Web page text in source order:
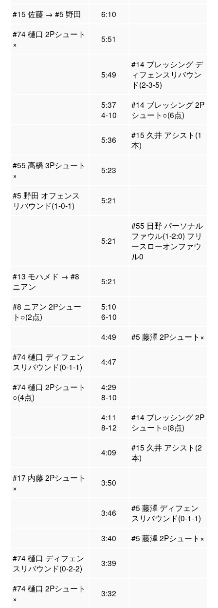
#15 佐藤 → #5 野田
6:10
#74 樋口 2Pシュート
×
5:51
5:49
#14 ブレッシング デ
ィフェンスリバウン
ド(2-3-5)
5:37
4-10
#14 ブレッシング 2P
シュート○(6点)
5:36
#15 久井 アシスト(1
本)
#55 髙橋 3Pシュート
×
5:23
#5 野田 オフェンス
リバウンド(1-0-1)
5:21
5:21
#55 日野 パーソナル
ファウル(1-2:0) フリ
ースローオンファウ
ル0
#13 モハメド → #8
ニアン
5:21
#8 ニアン 2Pシュー
ト○(2点)
5:10
6-10
4:49
#5 藤澤 2Pシュート×
#74 樋口 ディフェン
スリバウンド(0-1-1)
4:47
#74 樋口 2Pシュート
○(4点)
4:29
8-10
4:11
8-12
#14 ブレッシング 2P
シュート○(8点)
4:09
#15 久井 アシスト(2
本)
#17 内藤 2Pシュート
×
3:50
3:46
#5 藤澤 ディフェン
スリバウンド(0-1-1)
3:40
#5 藤澤 2Pシュート×
#74 樋口 ディフェン
スリバウンド(0-2-2)
3:39
#74 樋口 2Pシュート
×
3:32